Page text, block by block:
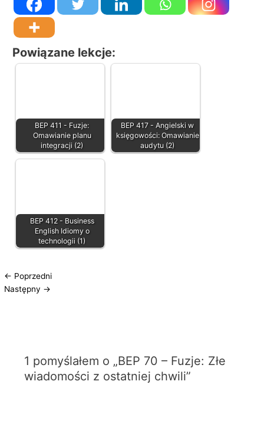
Powiązane lekcje:
BEP 411 - Fuzje:
Omawianie planu
integracji (2)
BEP 417 - Angielski w
księgowości: Omawianie
audytu (2)
BEP 412 - Business
English Idiomy o
technologii (1)
← Poprzedni
Następny →
1 pomyślałem o „BEP 70 – Fuzje: Złe
wiadomości z ostatniej chwili”